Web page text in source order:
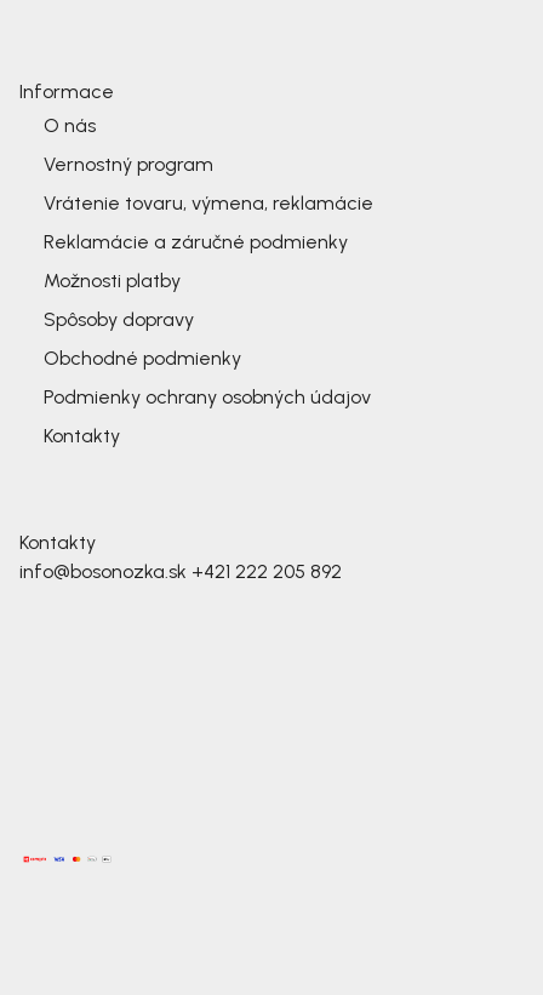
Informace
O nás
Vernostný program
Vrátenie tovaru, výmena, reklamácie
Reklamácie a záručné podmienky
Možnosti platby
Spôsoby dopravy
Obchodné podmienky
Podmienky ochrany osobných údajov
Kontakty
Kontakty
info@bosonozka.sk +421 222 205 892